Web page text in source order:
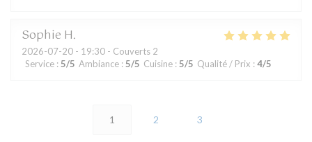
Sophie H
2026-07-20 - 19:30 - Couverts 2
Service : 5/5 Ambiance : 5/5 Cuisine : 5/5 Qualité / Prix : 4/5
1 2 3